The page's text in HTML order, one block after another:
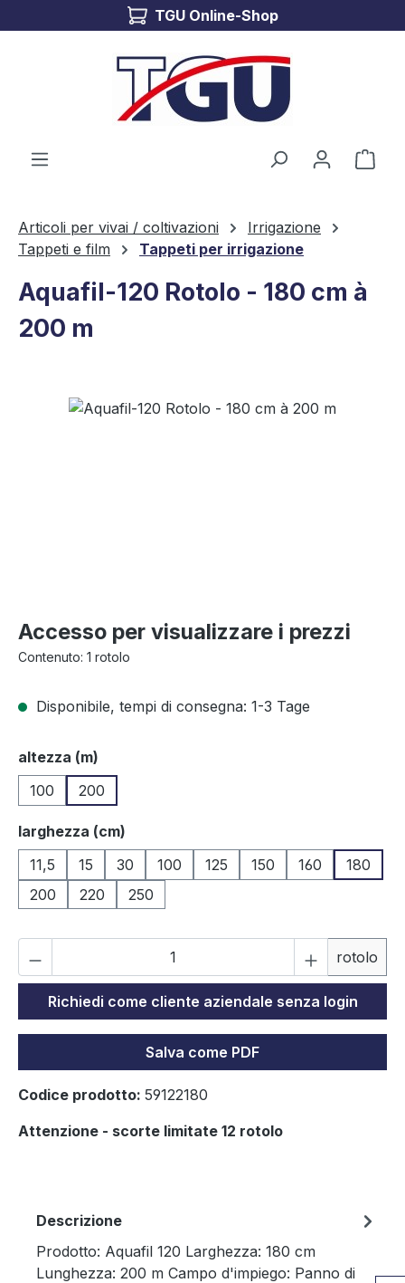
Passa al contenuto principaleTGU Online-Shop
Il
Articoli per vivai / coltivazioni
Irrigazione
Tappeti e film
Tappeti per irrigazione
Aquafil-120 Rotolo - 180 cm à
200 m
Salta la galleria di immagini
Accesso per visualizzare i prezzi
Contenuto: 1 rotolo
Disponibile, tempi di consegna: 1-3 Tage
Seleziona
altezza (m)
100
200
Seleziona
larghezza (cm)
11,5
15 30 100 125 150 160
180
200
220 250
rotolo
Richiedi come cliente aziendale senza login
Salva come PDF
Codice prodotto: 59122180
Attenzione - scorte limitate 12 rotolo
Descrizione
Prodotto: Aquafil 120 Larghezza: 180 cm
Lunghezza: 200 m Campo d'impiego: Panno di